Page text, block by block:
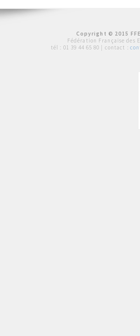
Copyright © 2015
Fédération Française des
tél : 01 39 44 65 80 | contact :